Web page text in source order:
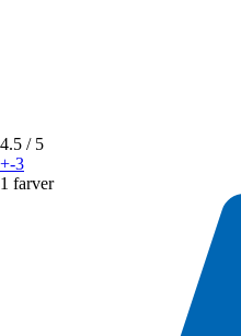
4.5 / 5
+-3
1 farver